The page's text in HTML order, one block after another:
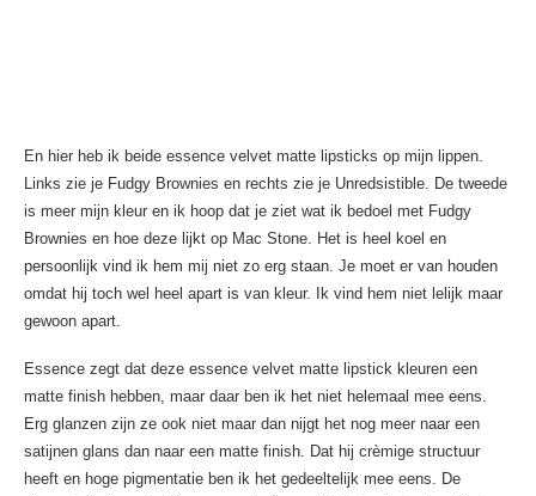
En hier heb ik beide essence velvet matte lipsticks op mijn lippen.
Links zie je Fudgy Brownies en rechts zie je Unredsistible. De tweede
is meer mijn kleur en ik hoop dat je ziet wat ik bedoel met Fudgy
Brownies en hoe deze lijkt op Mac Stone. Het is heel koel en
persoonlijk vind ik hem mij niet zo erg staan. Je moet er van houden
omdat hij toch wel heel apart is van kleur. Ik vind hem niet lelijk maar
gewoon apart.
Essence zegt dat deze essence velvet matte lipstick kleuren een
matte finish hebben, maar daar ben ik het niet helemaal mee eens.
Erg glanzen zijn ze ook niet maar dan nijgt het nog meer naar een
satijnen glans dan naar een matte finish. Dat hij crèmige structuur
heeft en hoge pigmentatie ben ik het gedeeltelijk mee eens. De